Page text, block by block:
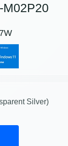
M02P20
Silver)